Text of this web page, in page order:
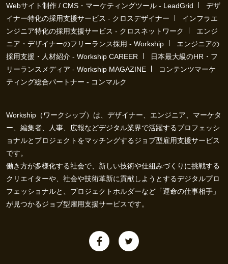
Webサイト制作 / CMS・マーケティングツール - LeadGrid
デザ
イナー特化の採用支援サービス - クロスデザイナー
インフラエ
ンジニア特化の採用支援サービス - クロスネットワーク
エンジ
ニア・デザイナーのフリーランス採用 - Workship
エンジニアの
採用支援・人材紹介 - Workship CAREER
日本最大級のHR・フ
リーランスメディア - Workship MAGAZINE
コンテンツマーケ
ティング総合パートナー - コンマルク
Workship（ワークシップ）は、デザイナー、エンジニア、マーケタ
ー、編集者、人事、広報などデジタル業界で活躍するプロフェッシ
ョナルとプロジェクトをマッチングするジョブ型雇用支援サービス
です。
働き方が多様化する社会で、新しい技術や仕組みづくりに挑戦する
クリエイターや、社会や技術革新に貢献しようとするデジタルプロ
フェッショナルと、プロジェクトホルダーなど「運命の仕事相手」
が見つかるジョブ型雇用支援サービスです。